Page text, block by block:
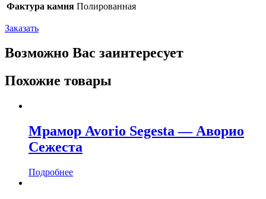
Фактура камня Полированная
Заказать
Возможно Вас заинтересует
Похожие товары
Мрамор Avorio Segesta — Аворио
Сежеста
Подробнее